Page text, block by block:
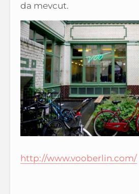
da mevcut.
http://www.vooberlin.com/